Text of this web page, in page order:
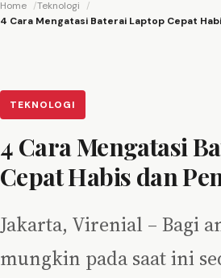
Home
Teknologi
4 Cara Mengatasi Baterai Laptop Cepat
TEKNOLOGI
4 Cara Mengatasi
Cepat Habis dan
Jakarta, Virenial – Bagi
mungkin pada saat ini